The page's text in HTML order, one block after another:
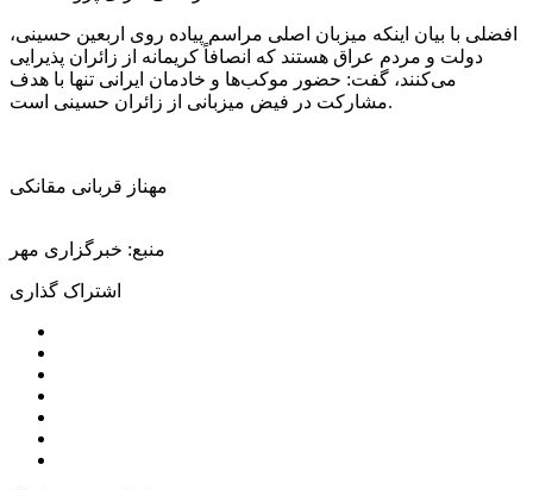
افضلی با بیان اینکه میزبان اصلی مراسم پیاده روی اربعین حسینی،
دولت و مردم عراق هستند که انصافاً کریمانه از زائران پذیرایی
می‌کنند، گفت: حضور موکب‌ها و خادمان ایرانی تنها با هدف
مشارکت در فیض میزبانی از زائران حسینی است.
مهناز قربانی مقانکی
منبع: خبرگزاری مهر
اشتراک گذاری